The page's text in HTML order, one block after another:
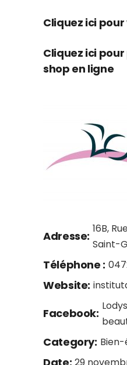
Cliquez ici
Cliquez ici
shop en ligne
Adresse:
16B,
Saint-
Téléphone :
Website:
Facebook:
Category:
Date: 29